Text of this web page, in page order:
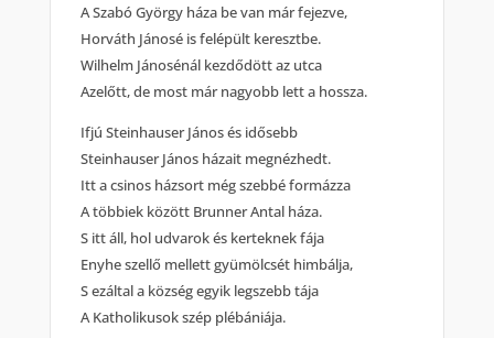
A Szabó György háza be van már fejezve,
Horváth Jánosé is felépült keresztbe.
Wilhelm Jánosénál kezdődött az utca
Azelőtt, de most már nagyobb lett a hossza.
Ifjú Steinhauser János és idősebb
Steinhauser János házait megnézhedt.
Itt a csinos házsort még szebbé formázza
A többiek között Brunner Antal háza.
S itt áll, hol udvarok és kerteknek fája
Enyhe szellő mellett gyümölcsét himbálja,
S ezáltal a község egyik legszebb tája
A Katholikusok szép plébániája.